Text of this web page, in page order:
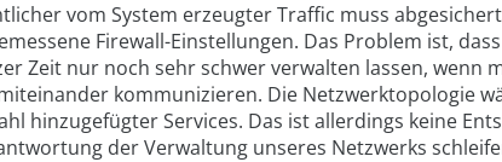
vom System erzeugter Traffic muss
Firewall-Einstellungen. Das Problem ist,
Zeit nur noch sehr schwer verwalten lassen, wenn
kommunizieren. Die Netzwerktopologie
hinzugefügter Services. Das ist allerdings keine
der Verwaltung unseres Netzwerks